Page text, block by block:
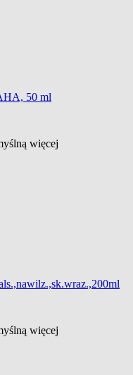
50 ml
więcej
więcej